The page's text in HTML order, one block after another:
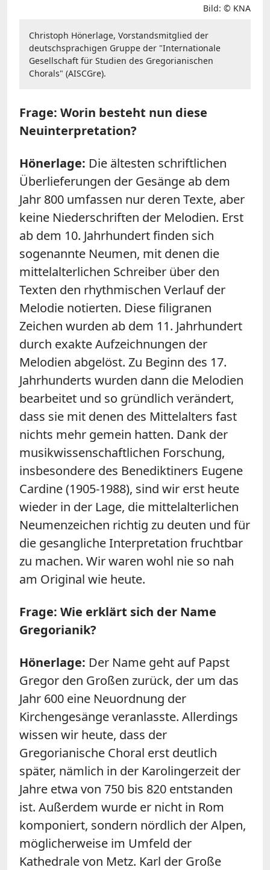
Bild: © KNA
Christoph Hönerlage, Vorstandsmitglied der
deutschsprachigen Gruppe der "Internationale
Gesellschaft für Studien des Gregorianischen
Chorals" (AISCGre).
Frage: Worin besteht nun diese
Neuinterpretation?
Hönerlage: Die ältesten schriftlichen
Überlieferungen der Gesänge ab dem
Jahr 800 umfassen nur deren Texte, aber
keine Niederschriften der Melodien. Erst
ab dem 10. Jahrhundert finden sich
sogenannte Neumen, mit denen die
mittelalterlichen Schreiber über den
Texten den rhythmischen Verlauf der
Melodie notierten. Diese filigranen
Zeichen wurden ab dem 11. Jahrhundert
durch exakte Aufzeichnungen der
Melodien abgelöst. Zu Beginn des 17.
Jahrhunderts wurden dann die Melodien
bearbeitet und so gründlich verändert,
dass sie mit denen des Mittelalters fast
nichts mehr gemein hatten. Dank der
musikwissenschaftlichen Forschung,
insbesondere des Benediktiners Eugene
Cardine (1905-1988), sind wir erst heute
wieder in der Lage, die mittelalterlichen
Neumenzeichen richtig zu deuten und für
die gesangliche Interpretation fruchtbar
zu machen. Wir waren wohl nie so nah
am Original wie heute.
Frage: Wie erklärt sich der Name
Gregorianik?
Hönerlage: Der Name geht auf Papst
Gregor den Großen zurück, der um das
Jahr 600 eine Neuordnung der
Kirchengesänge veranlasste. Allerdings
wissen wir heute, dass der
Gregorianische Choral erst deutlich
später, nämlich in der Karolingerzeit der
Jahre etwa von 750 bis 820 entstanden
ist. Außerdem wurde er nicht in Rom
komponiert, sondern nördlich der Alpen,
möglicherweise im Umfeld der
Kathedrale von Metz. Karl der Große